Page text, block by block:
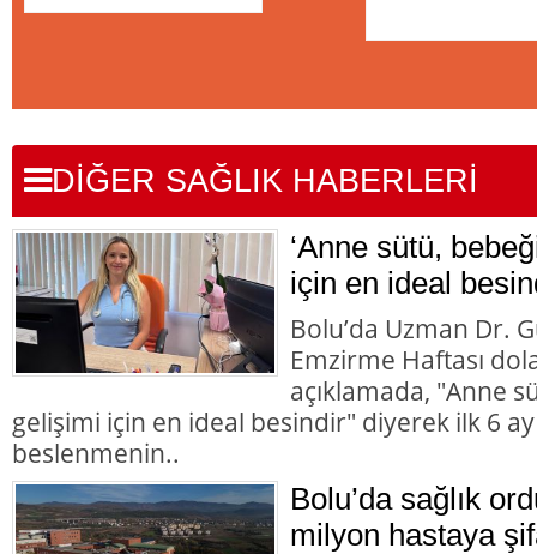
DİĞER SAĞLIK HABERLERİ
‘Anne sütü,
için en ideal
Bolu’da Uzman Dr.
Emzirme Haftası
açıklamada, "Anne
gelişimi için en ideal besindir" diyerek ilk 6
beslenmenin..
Bolu’da sağlık
milyon hastaya